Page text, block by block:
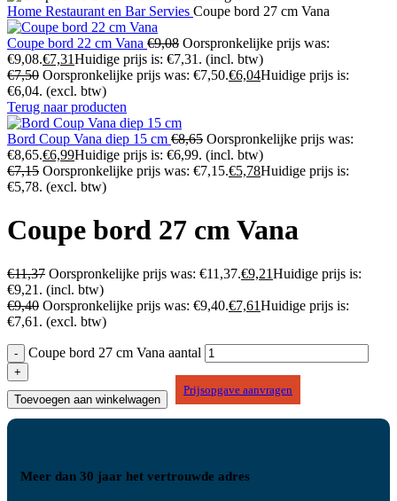
Home Restaurant en Bar Servies Coupe bord 27 cm Vana
Coupe bord 22 cm Vana €9,08 Oorspronkelijke prijs was:
€9,08.€7,31Huidige prijs is: €7,31. (incl. btw)
€7,50 Oorspronkelijke prijs was: €7,50.€6,04Huidige prijs is:
€6,04. (excl. btw)
Terug naar producten
Bord Coup Vana diep 15 cm €8,65 Oorspronkelijke prijs was:
€8,65.€6,99Huidige prijs is: €6,99. (incl. btw)
€7,15 Oorspronkelijke prijs was: €7,15.€5,78Huidige prijs is:
€5,78. (excl. btw)
Coupe bord 27 cm Vana
€11,37 Oorspronkelijke prijs was: €11,37.€9,21Huidige prijs is:
€9,21. (incl. btw)
€9,40 Oorspronkelijke prijs was: €9,40.€7,61Huidige prijs is:
€7,61. (excl. btw)
Coupe bord 27 cm Vana aantal
Toevoegen aan winkelwagen
Prijsopgave aanvragen
Meer dan 30 jaar het vertrouwde adres